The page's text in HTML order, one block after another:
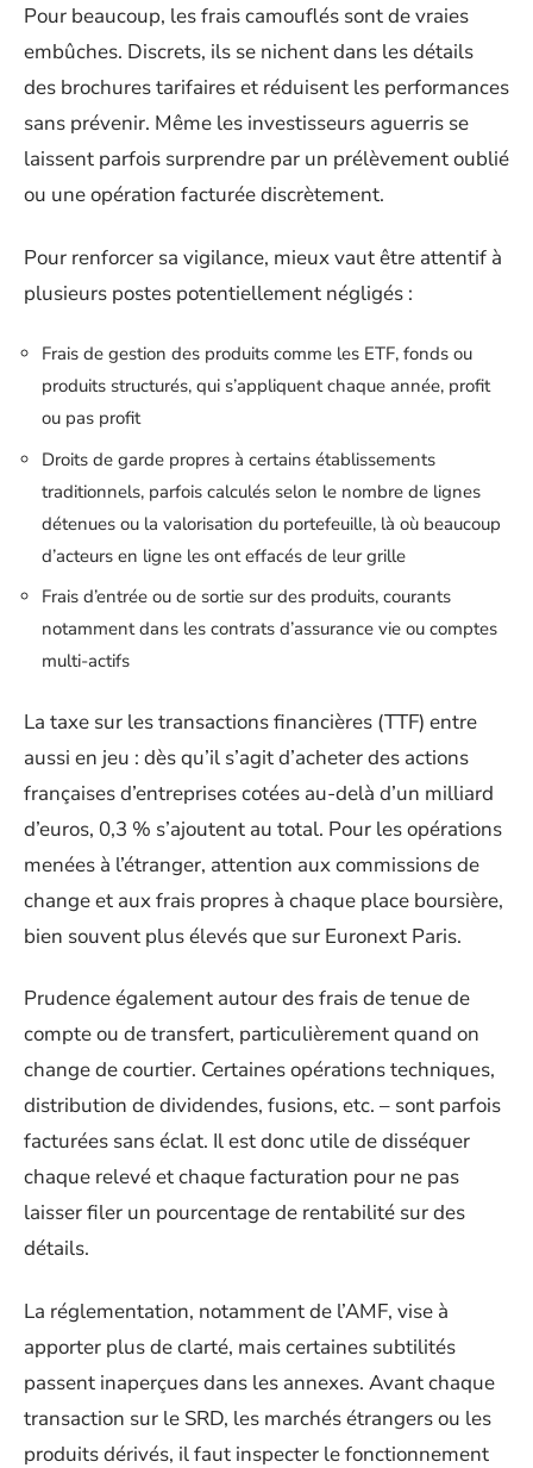
Pour beaucoup, les frais camouflés sont de vraies
embûches. Discrets, ils se nichent dans les détails
des brochures tarifaires et réduisent les performances
sans prévenir. Même les investisseurs aguerris se
laissent parfois surprendre par un prélèvement oublié
ou une opération facturée discrètement.
Pour renforcer sa vigilance, mieux vaut être attentif à
plusieurs postes potentiellement négligés :
Frais de gestion des produits comme les ETF, fonds ou
produits structurés, qui s’appliquent chaque année, profit
ou pas profit
Droits de garde propres à certains établissements
traditionnels, parfois calculés selon le nombre de lignes
détenues ou la valorisation du portefeuille, là où beaucoup
d’acteurs en ligne les ont effacés de leur grille
Frais d’entrée ou de sortie sur des produits, courants
notamment dans les contrats d’assurance vie ou comptes
multi-actifs
La taxe sur les transactions financières (TTF) entre
aussi en jeu : dès qu’il s’agit d’acheter des actions
françaises d’entreprises cotées au-delà d’un milliard
d’euros, 0,3 % s’ajoutent au total. Pour les opérations
menées à l’étranger, attention aux commissions de
change et aux frais propres à chaque place boursière,
bien souvent plus élevés que sur Euronext Paris.
Prudence également autour des frais de tenue de
compte ou de transfert, particulièrement quand on
change de courtier. Certaines opérations techniques,
distribution de dividendes, fusions, etc. – sont parfois
facturées sans éclat. Il est donc utile de disséquer
chaque relevé et chaque facturation pour ne pas
laisser filer un pourcentage de rentabilité sur des
détails.
La réglementation, notamment de l’AMF, vise à
apporter plus de clarté, mais certaines subtilités
passent inaperçues dans les annexes. Avant chaque
transaction sur le SRD, les marchés étrangers ou les
produits dérivés, il faut inspecter le fonctionnement